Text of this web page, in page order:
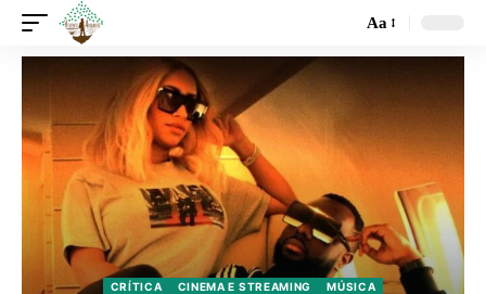
Aa
CRÍTICA CINEMA E STREAMING MÚSICA